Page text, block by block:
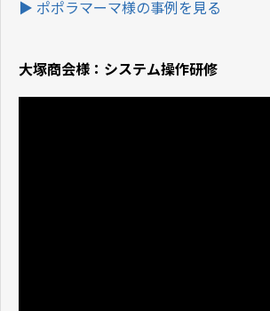
▶ ポポラマーマ様の事例を見る
大塚商会様：システム操作研修